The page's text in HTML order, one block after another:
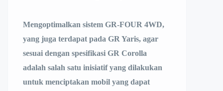
Mengoptimalkan sistem GR-FOUR 4WD,
yang juga terdapat pada GR Yaris, agar
sesuai dengan spesifikasi GR Corolla
adalah salah satu inisiatif yang dilakukan
untuk menciptakan mobil yang dapat